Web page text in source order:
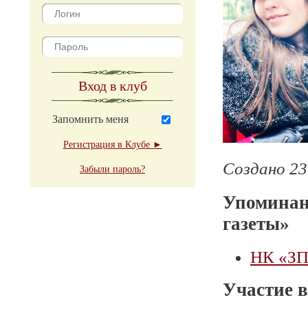
Вход в клуб
Запомнить меня
Регистрация в Клубе ►
Забыли пароль? Создано
газеты»
НК
Участие